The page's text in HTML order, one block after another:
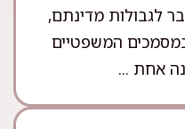
לגבולות מדינתם,
המשפטיים
אחת ...